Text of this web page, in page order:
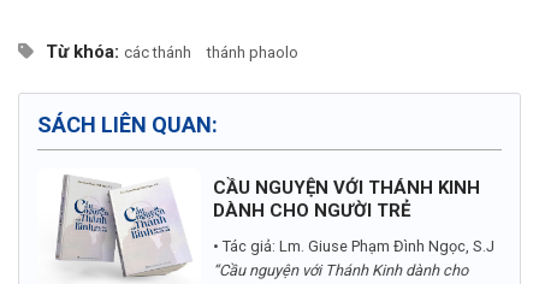
Từ khóa: các thánh thánh phaolo
SÁCH LIÊN QUAN:
CẦU NGUYỆN VỚI THÁNH KINH
DÀNH CHO NGƯỜI TRẺ
• Tác giả: Lm. Giuse Phạm Đình Ngọc, S.J
“Cầu nguyện với Thánh Kinh dành cho